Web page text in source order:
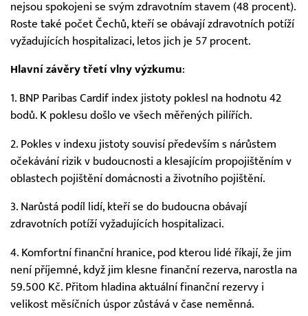
nejsou spokojeni se svým zdravotním stavem (48 procent).
Roste také počet Čechů, kteří se obávají zdravotních potíží
vyžadujících hospitalizaci, letos jich je 57 procent.
Hlavní závěry třetí vlny výzkumu:
1. BNP Paribas Cardif index jistoty poklesl na hodnotu 42
bodů. K poklesu došlo ve všech měřených pilířích.
2. Pokles v indexu jistoty souvisí především s nárůstem
očekávání rizik v budoucnosti a klesajícím propojištěním v
oblastech pojištění domácnosti a životního pojištění.
3. Narůstá podíl lidí, kteří se do budoucna obávají
zdravotních potíží vyžadujících hospitalizaci.
4. Komfortní finanční hranice, pod kterou lidé říkají, že jim
není příjemné, když jim klesne finanční rezerva, narostla na
59.500 Kč. Přitom hladina aktuální finanční rezervy i
velikost měsíčních úspor zůstává v čase neměnná.